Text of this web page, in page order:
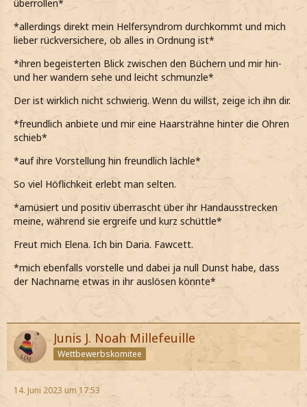
überrollen*
*allerdings direkt mein Helfersyndrom durchkommt und mich
lieber rückversichere, ob alles in Ordnung ist*
*ihren begeisterten Blick zwischen den Büchern und mir hin-
und her wandern sehe und leicht schmunzle*
Der ist wirklich nicht schwierig. Wenn du willst, zeige ich ihn dir.
*freundlich anbiete und mir eine Haarsträhne hinter die Ohren
schieb*
*auf ihre Vorstellung hin freundlich lächle*
So viel Höflichkeit erlebt man selten.
*amüsiert und positiv überrascht über ihr Handausstrecken
meine, während sie ergreife und kurz schüttle*
Freut mich Elena. Ich bin Daria. Fawcett.
*mich ebenfalls vorstelle und dabei ja null Dunst habe, dass
der Nachname etwas in ihr auslösen könnte*
Junis J. Noah Millefeuille
Wettbewerbskomitee
14. Juni 2023 um 17:53